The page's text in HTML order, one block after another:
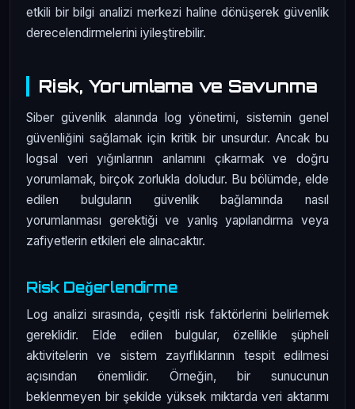
etkili bir bilgi analizi merkezi haline dönüşerek güvenlik
derecelendirmelerini iyileştirebilir.
Risk, Yorumlama ve Savunma
Siber güvenlik alanında log yönetimi, sistemin genel
güvenliğini sağlamak için kritik bir unsurdur. Ancak bu
logsal veri yığınlarının anlamını çıkarmak ve doğru
yorumlamak, birçok zorlukla doludur. Bu bölümde, elde
edilen bulguların güvenlik bağlamında nasıl
yorumlanması gerektiği ve yanlış yapılandırma veya
zafiyetlerin etkileri ele alınacaktır.
Risk Değerlendirme
Log analizi sırasında, çeşitli risk faktörlerini belirlemek
gereklidir. Elde edilen bulgular, özellikle şüpheli
aktivitelerin ve sistem zayıflıklarının tespit edilmesi
açısından önemlidir. Örneğin, bir sunucunun
beklenmeyen bir şekilde yüksek miktarda veri aktarımı